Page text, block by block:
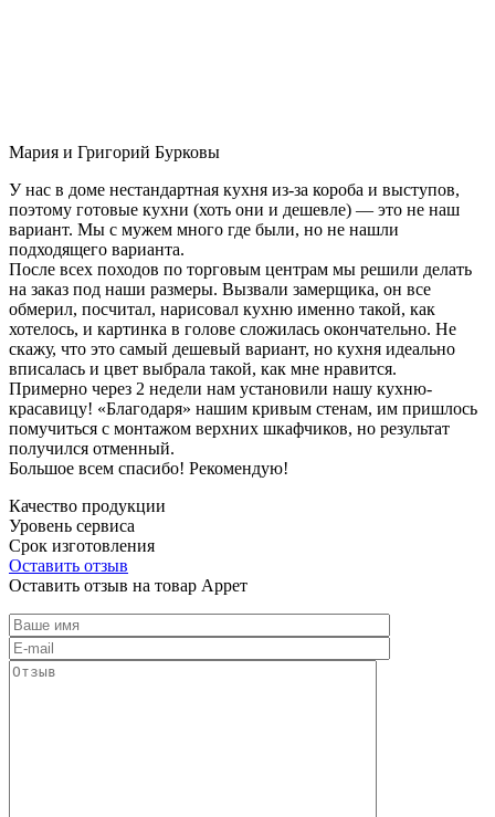
Мария и Григорий Бурковы
У нас в доме нестандартная кухня из-за короба и выступов,
поэтому готовые кухни (хоть они и дешевле) — это не наш
вариант. Мы с мужем много где были, но не нашли
подходящего варианта.
После всех походов по торговым центрам мы решили делать
на заказ под наши размеры. Вызвали замерщика, он все
обмерил, посчитал, нарисовал кухню именно такой, как
хотелось, и картинка в голове сложилась окончательно. Не
скажу, что это самый дешевый вариант, но кухня идеально
вписалась и цвет выбрала такой, как мне нравится.
Примерно через 2 недели нам установили нашу кухню-
красавицу! «Благодаря» нашим кривым стенам, им пришлось
помучиться с монтажом верхних шкафчиков, но результат
получился отменный.
Большое всем спасибо! Рекомендую!
Качество продукции
Уровень сервиса
Срок изготовления
Оставить отзыв
Оставить отзыв на товар Аррет